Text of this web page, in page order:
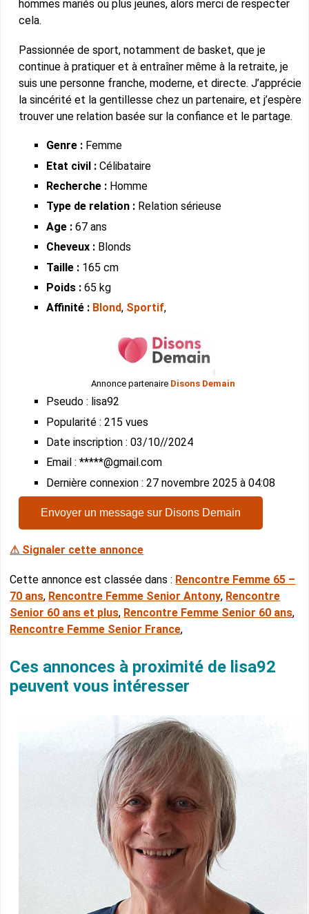
hommes mariés ou plus jeunes, alors merci de respecter
cela.
Passionnée de sport, notamment de basket, que je
continue à pratiquer et à entraîner même à la retraite, je
suis une personne franche, moderne, et directe. J’apprécie
la sincérité et la gentillesse chez un partenaire, et j’espère
trouver une relation basée sur la confiance et le partage.
Genre : Femme
Etat civil : Célibataire
Recherche : Homme
Type de relation : Relation sérieuse
Age : 67 ans
Cheveux : Blonds
Taille : 165 cm
Poids : 65 kg
Affinité : Blond, Sportif,
Annonce partenaire Disons Demain
Pseudo : lisa92
Popularité : 215 vues
Date inscription : 03/10//2024
Email : *****@gmail.com
Dernière connexion : 27 novembre 2025 à 04:08
Envoyer un message sur Disons Demain
⚠ Signaler cette annonce
Cette annonce est classée dans : Rencontre Femme 65 –
70 ans, Rencontre Femme Senior Antony, Rencontre
Senior 60 ans et plus, Rencontre Femme Senior 60 ans,
Rencontre Femme Senior France,
Ces annonces à proximité de lisa92
peuvent vous intéresser